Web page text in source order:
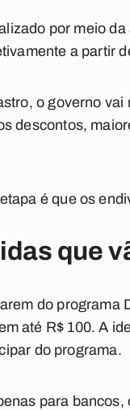
por meio
a partir
o governo
descontos,
é que os
que
do programa
até R$ 100. A
do programa.
para